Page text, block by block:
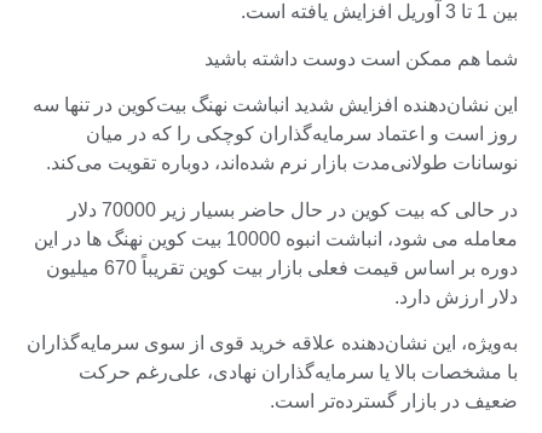
بین 1 تا 3 آوریل افزایش یافته است.
شما هم ممکن است دوست داشته باشید
این نشان‌دهنده افزایش شدید انباشت نهنگ بیت‌کوین در تنها سه
روز است و اعتماد سرمایه‌گذاران کوچکی را که در میان
نوسانات طولانی‌مدت بازار نرم شده‌اند، دوباره تقویت می‌کند.
در حالی که بیت کوین در حال حاضر بسیار زیر 70000 دلار
معامله می شود، انباشت انبوه 10000 بیت کوین نهنگ ها در این
دوره بر اساس قیمت فعلی بازار بیت کوین تقریباً 670 میلیون
دلار ارزش دارد.
به‌ویژه، این نشان‌دهنده علاقه خرید قوی از سوی سرمایه‌گذاران
با مشخصات بالا یا سرمایه‌گذاران نهادی، علی‌رغم حرکت
ضعیف در بازار گسترده‌تر است.